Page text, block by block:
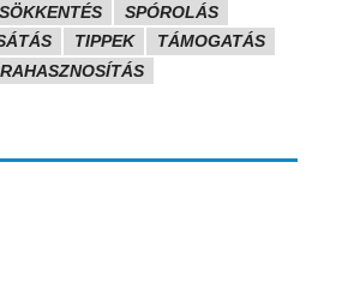
SPÓROLÁS
TIPPEK
TÁMOGATÁS